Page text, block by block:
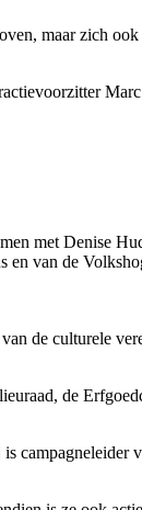
maar zich
met Denise
en van de
de culturele
de
campagneleider